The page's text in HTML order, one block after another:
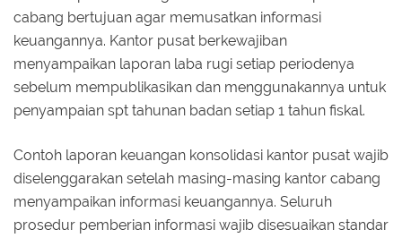
cabang bertujuan agar memusatkan informasi
keuangannya. Kantor pusat berkewajiban
menyampaikan laporan laba rugi setiap periodenya
sebelum mempublikasikan dan menggunakannya untuk
penyampaian spt tahunan badan setiap 1 tahun fiskal.
Contoh laporan keuangan konsolidasi kantor pusat wajib
diselenggarakan setelah masing-masing kantor cabang
menyampaikan informasi keuangannya. Seluruh
prosedur pemberian informasi wajib disesuaikan standar